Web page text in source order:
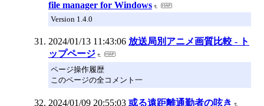
file manager for Windows
Version 1.4.0
2024/01/13 11:43:06 放送局別アニメ画質比較 - ト
ップページ
ページ操作履歴
このページの全コメント一
2024/01/09 20:55:03 或る遠距離通勤者の呟き